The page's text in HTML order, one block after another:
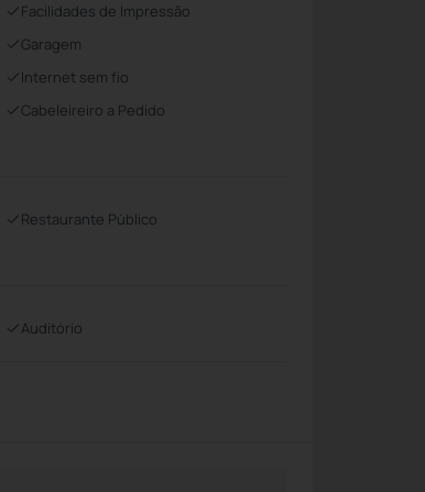
Facilidades de Impressão
Garagem
Internet sem fio
Cabeleireiro a Pedido
Restaurante Público
Auditório